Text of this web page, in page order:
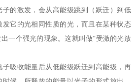
的激发，会从高能级跳到（跃迁）到低
它的光相同性质的光，而且在某种状态
一个强光的现象。这就叫做“受激的光放
吸收能量后从低能级跃迁到高能级，再